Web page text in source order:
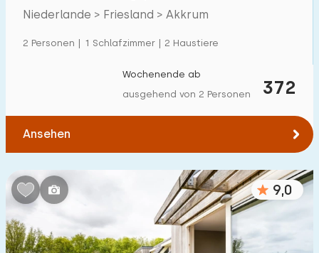
Niederlande > Friesland > Akkrum
2 Personen | 1 Schlafzimmer | 2 Haustiere
372
Wochenende ab
ausgehend von 2 Personen
Ansehen
9,0